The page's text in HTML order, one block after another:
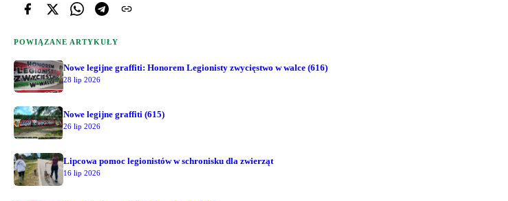
POWIĄZANE ARTYKUŁY
Nowe legijne graffiti: Honorem Legionisty zwycięstwo w walce (616)
28 lip 2026
Nowe legijne graffiti (615)
26 lip 2026
Lipcowa pomoc legionistów w schronisku dla zwierząt
16 lip 2026